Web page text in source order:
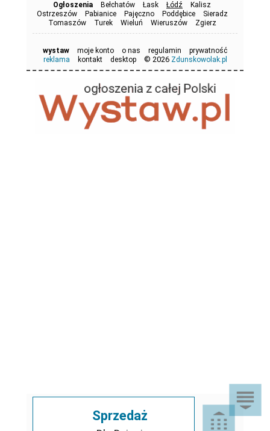
Ogłoszenia Bełchatów Łask Łódź
Kalisz
Ostrzeszów
Pabianice Pajęczno Poddębice
Sieradz
Tomaszów
Turek Wieluń Wieruszów Zgierz
wystaw moje konto o nas regulamin
prywatność
reklama
kontakt desktop © 2026 Zdunskowolak.pl
Sprzedaż